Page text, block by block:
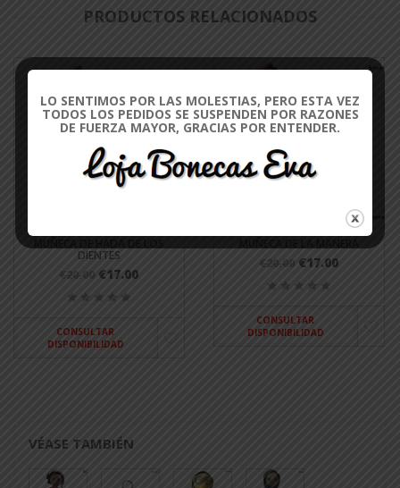
PRODUCTOS RELACIONADOS
DIENTES
€20.00 €17.00
CONSULTAR
DISPONIBILIDAD
€20.00 €17.00
CONSULTAR
DISPONIBILIDAD
VÉASE TAMBIÉN
LO SENTIMOS POR LAS MOLESTIAS, PERO ESTA VEZ
TODOS LOS PEDIDOS SE SUSPENDEN POR RAZONES
DE FUERZA MAYOR, GRACIAS POR ENTENDER.